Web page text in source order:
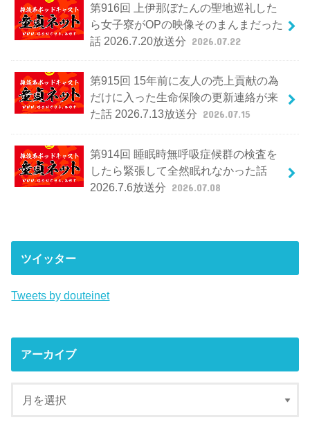
第916回 上伊那ぼたんの聖地巡礼した
ら女子寮がOPの映像そのまんまだった
話 2026.7.20放送分 2026.07.22
第915回 15年前に友人の売上貢献の為
だけに入った生命保険の更新連絡が来
た話 2026.7.13放送分 2026.07.15
第914回 睡眠時無呼吸症候群の検査を
したら緊張して全然眠れなかった話
2026.7.6放送分 2026.07.08
ツイッター
Tweets by douteinet
アーカイブ